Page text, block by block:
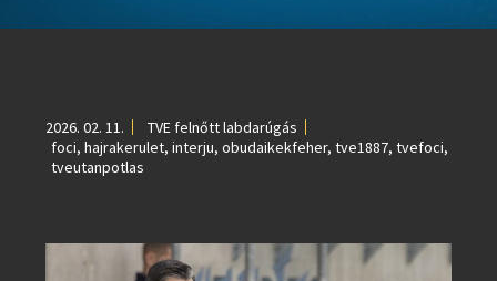
2026. 02. 11.
TVE felnőtt labdarúgás
foci, hajrakerulet, interju, obudaikekfeher, tve1887, tvefoci,
tveutanpotlas